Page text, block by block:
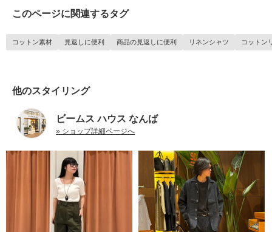
このページに関連するタグ
コットン素材 見返しに便利 商品の見返しに便利 リネンシャツ コットン
他のスタイリング
ビームス ハウス なんば
» ショップ詳細ページへ